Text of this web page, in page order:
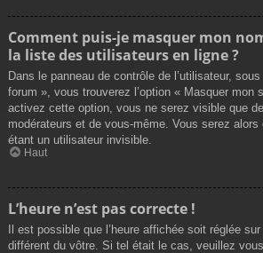
Comment puis-je masquer mon
la liste des utilisateurs en ligne ?
Dans le panneau de contrôle de l’utilisateur,
forum », vous trouverez l’option « Masquer mon
activez cette option, vous ne serez visible que
modérateurs et de vous-même. Vous serez
étant un utilisateur invisible.
Haut
L’heure n’est pas correcte !
Il est possible que l’heure affichée soit réglée
différent du vôtre. Si tel était le cas, veuillez